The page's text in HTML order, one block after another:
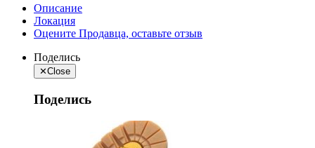
Описание
Локация
Оцените Продавца, оставьте отзыв
Поделись
✕Close
Поделись